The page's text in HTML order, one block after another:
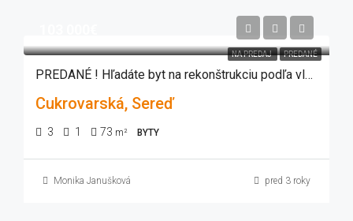
NA PREDAJ PREDANÉ
PREDANÉ ! Hľadáte byt na rekonštrukciu podľa vlastných predstáv?
Cukrovarská, Sereď
3 1 73 m² BYTY
Monika Janušková pred 3 roky